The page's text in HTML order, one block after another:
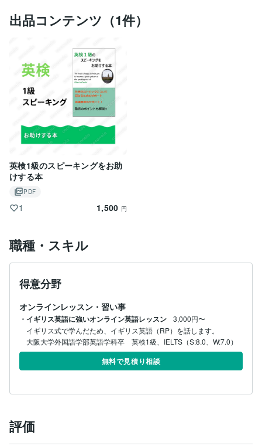
出品コンテンツ（1件）
英検1級のスピーキングをお助
けする本
PDF
1 1,500 円
職種・スキル
得意分野
オンラインレッスン・習い事
・イギリス英語に強いオンライン英語レッスン
3,000円〜
イギリス式で学んだため、イギリス英語（RP）を話します。
大阪大学外国語学部英語学科卒　英検1級、IELTS（S:8.0、W:7.0）
無料で見積り相談
評価